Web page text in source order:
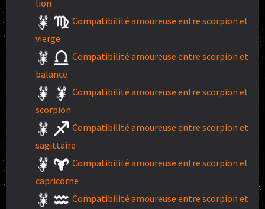
lion
Compatibilité amoureuse entre scorpion et
vierge
Compatibilité amoureuse entre scorpion et
balance
Compatibilité amoureuse entre scorpion et
scorpion
Compatibilité amoureuse entre scorpion et
sagittaire
Compatibilité amoureuse entre scorpion et
capricorne
Compatibilité amoureuse entre scorpion et